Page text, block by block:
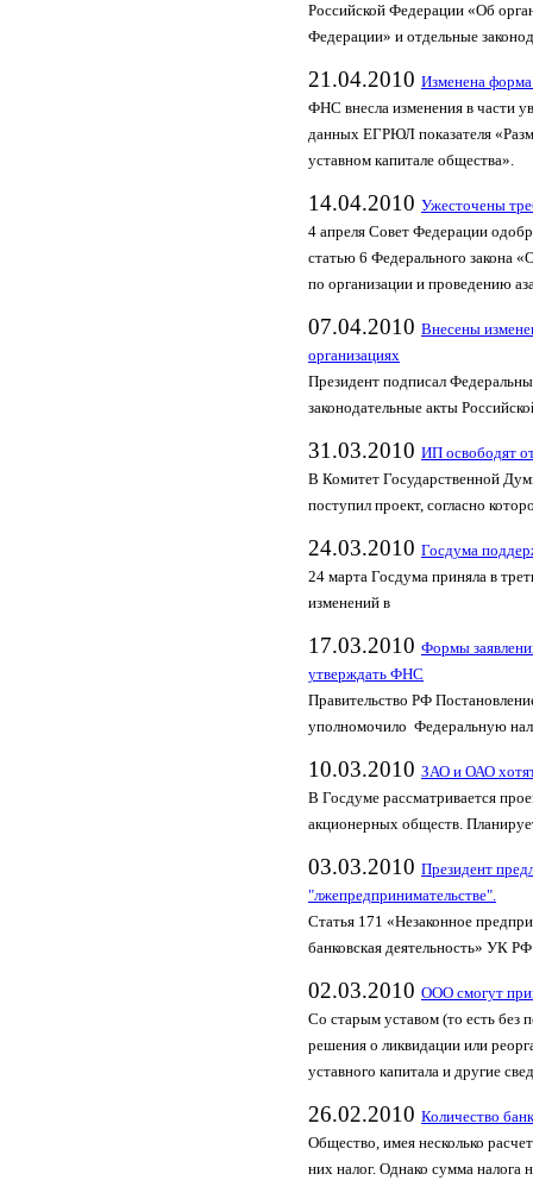
Российской Федерации «Об
Федерации» и отдельные
21.04.2010 Изменена форма
ФНС внесла изменения в части
данных ЕГРЮЛ показателя
уставном капитале общества».
14.04.2010 Ужесточены
4 апреля Совет Федерации
статью 6 Федерального закона
по организации и проведению
07.04.2010 Внесены
организациях
Президент подписал
законодательные акты
31.03.2010 ИП освободят
В Комитет Государственной
поступил проект, согласно
24.03.2010 Госдума
24 марта Госдума приняла в
изменений в
17.03.2010 Формы
утверждать ФНС
Правительство РФ
уполномочило Федеральную
10.03.2010 ЗАО и ОАО
В Госдуме рассматривается
акционерных обществ.
03.03.2010 Президент
"лжепредпринимательстве".
Статья 171 «Незаконное
банковская деятельность» УК
02.03.2010 ООО смогут
Со старым уставом (то есть без
решения о ликвидации или
уставного капитала и другие
26.02.2010 Количество
Общество, имея несколько
них налог. Однако сумма налога